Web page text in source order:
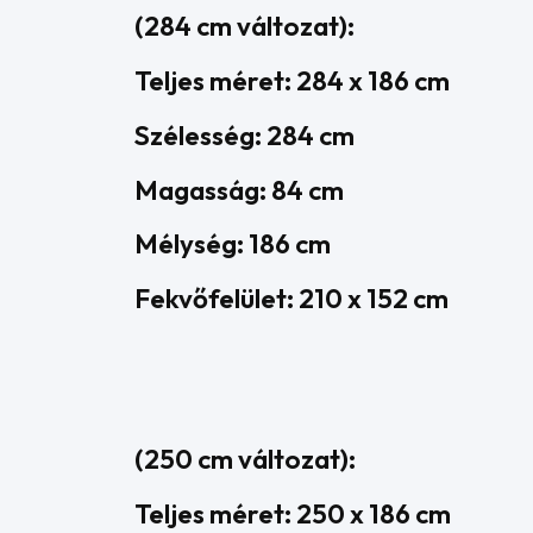
(284 cm változat):
Teljes méret: 284 x 186 cm
Szélesség: 284 cm
Magasság: 84 cm
Mélység: 186 cm
Fekvőfelület: 210 x 152 cm
(250 cm változat):
Teljes méret: 250 x 186 cm